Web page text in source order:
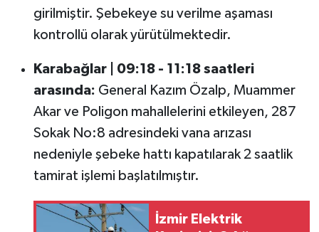
girilmiştir. Şebekeye su verilme aşaması
kontrollü olarak yürütülmektedir.
Karabağlar | 09:18 - 11:18 saatleri
arasında: General Kazım Özalp, Muammer
Akar ve Poligon mahallelerini etkileyen, 287
Sokak No:8 adresindeki vana arızası
nedeniyle şebeke hattı kapatılarak 2 saatlik
tamirat işlemi başlatılmıştır.
İzmir Elektrik